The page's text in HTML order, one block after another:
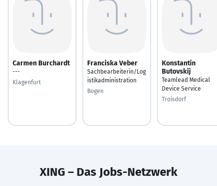
Carmen Burchardt
---
Klagenfurt
Franciska Veber
Sachbearbeiterin/Log
istikadministration
Bogen
Konstantin
Butovskij
Teamlead Medical
Device Service
Troisdorf
XING – Das Jobs-Netzwerk